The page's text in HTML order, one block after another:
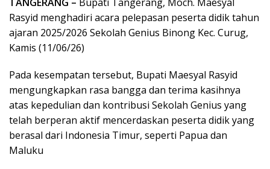
Rasyid menghadiri acara pelepasan peserta didik tahun
ajaran 2025/2026 Sekolah Genius Binong Kec. Curug,
Kamis (11/06/26)
Pada kesempatan tersebut, Bupati Maesyal Rasyid
mengungkapkan rasa bangga dan terima kasihnya
atas kepedulian dan kontribusi Sekolah Genius yang
telah berperan aktif mencerdaskan peserta didik yang
berasal dari Indonesia Timur, seperti Papua dan
Maluku